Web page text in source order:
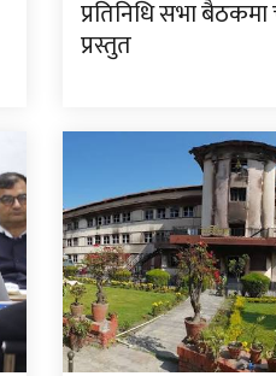
प्रतिनिधि सभा
प्रस्तुत